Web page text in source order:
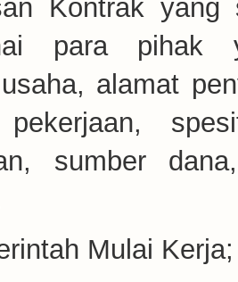
Kontrak yang
para pihak
usaha, alamat
pekerjaan,
sumber
Mulai Kerja;